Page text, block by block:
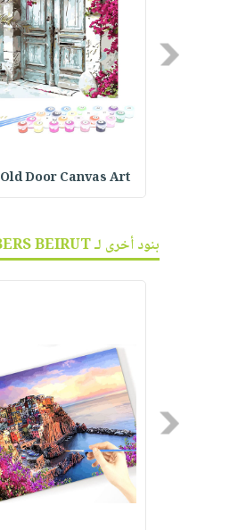
Previous
Old Door Canvas Art : ل
بنود أخرى لـ PAINTING BY NUMBERS BEIRUT :
Previous